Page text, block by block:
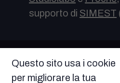
supporto di SIMEST
© COPYRIGHT
riservati - VISIONA SOC.
SANTA MARIA A
Questo sito usa i cookie
per migliorare la tua